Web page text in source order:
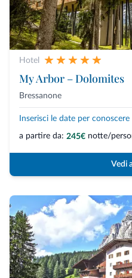
Hotel
My Arbor – Dolomites
Bressanone
Inserisci le date per
a partire da: 245€ notte/
Vedi